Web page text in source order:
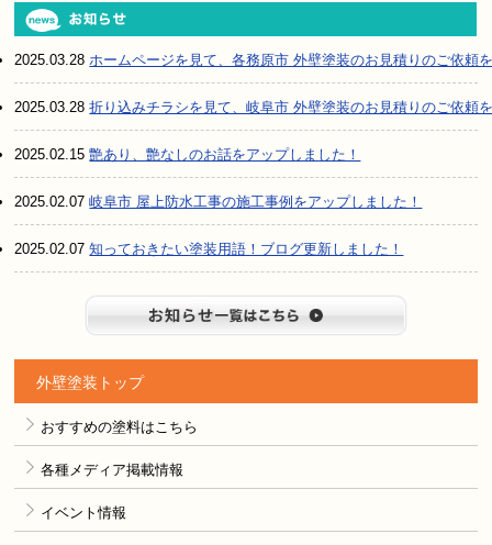
2025.03.28ホームページを見て、各務原市 外壁塗装のお見積りのご依頼
2025.03.28折り込みチラシを見て、岐阜市 外壁塗装のお見積りのご依頼
2025.02.15艶あり、艶なしのお話をアップしました！
2025.02.07岐阜市 屋上防水工事の施工事例をアップしました！
2025.02.07知っておきたい塗装用語！ブログ更新しました！
外壁塗装トップ
おすすめの塗料はこちら
各種メディア掲載情報
イベント情報